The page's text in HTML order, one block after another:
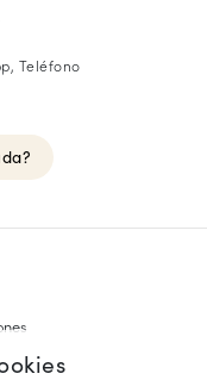
Teléfono